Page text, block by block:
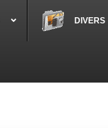
DIVERS